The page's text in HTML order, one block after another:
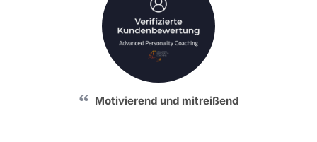
Motivierend und mitreißend